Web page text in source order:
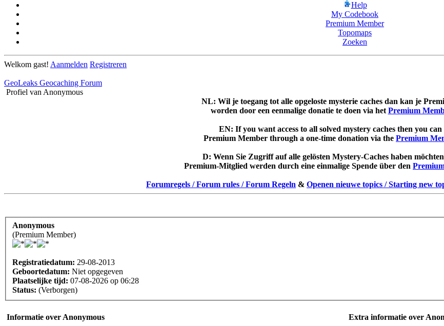
Help
My Codebook
Premium Member
Topomaps
Zoeken
Welkom gast! Aanmelden Registreren
GeoLeaks Geocaching Forum
Profiel van Anonymous
NL: Wil je toegang tot alle opgeloste mysterie caches dan kan je
worden door een eenmalige donatie te doen via het Premium
EN: If you want access to all solved mystery caches then you can
Premium Member through a one-time donation via the Premium
D: Wenn Sie Zugriff auf alle gelösten Mystery-Caches haben
Premium-Mitglied werden durch eine einmalige Spende über den
Forumregels / Forum rules / Forum Regeln & Openen nieuwe topics / Starting new
Anonymous
(Premium Member)
Registratiedatum: 29-08-2013
Geboortedatum: Niet opgegeven
Plaatselijke tijd: 07-08-2026 op 06:28
Status: (Verborgen)
Informatie over Anonymous
Extra informatie over